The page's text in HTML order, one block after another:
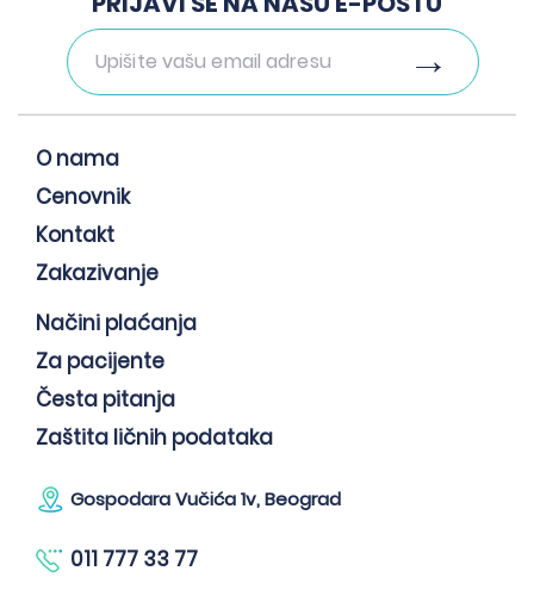
O nama
Cenovnik
Kontakt
Zakazivanje
Načini plaćanja
Za pacijente
Česta pitanja
Zaštita ličnih podataka
Gospodara Vučića 1v, Beograd
011 777 33 77